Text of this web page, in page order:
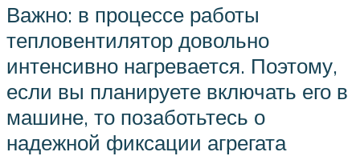
Важно: в процессе работы
тепловентилятор довольно
интенсивно нагревается. Поэтому,
если вы планируете включать его в
машине, то позаботьтесь о
надежной фиксации агрегата